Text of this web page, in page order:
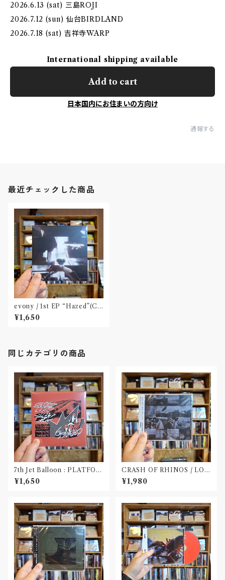
2026.6.13 (sat) 三島ROJI
2026.7.12 (sun) 仙台BIRDLAND
2026.7.18 (sat) 吉祥寺WARP
International shipping available
Add to cart
日本国内にお住まいの方向け
通報する
最近チェックした商品
evony / 1st EP “Hazed”(C
D) Released by FURTHER
PLATONIC〝千葉〟
¥1,650
同じカテゴリの商品
7th Jet Balloon : PLATFOR
M SPLIT EP(CD)〝長野〟×
〝大阪〟
¥1,650
CRASH OF RHINOS / LOG
BOOK(CD)
¥1,980